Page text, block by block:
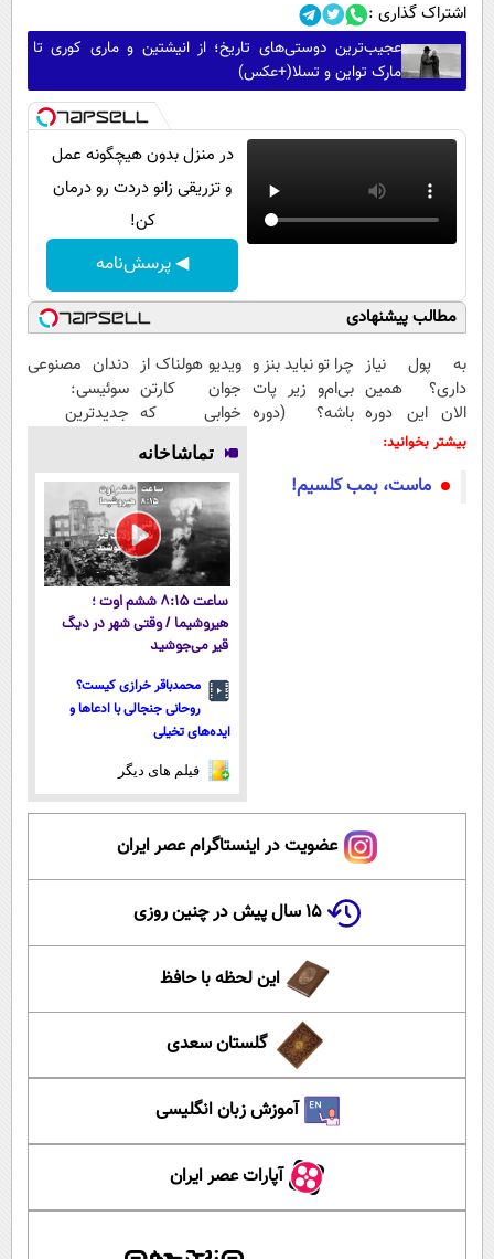
اشتراک گذاری :
عجیب‌ترین دوستی‌های تاریخ؛ از انیشتین و ماری کوری تا
مارک تواین و تسلا(+عکس)
در منزل بدون هیچگونه عمل
و تزریقی زانو دردت رو درمان
کن!
◀ پرسش‌نامه
مطالب پیشنهادی
به پول نیاز
داری؟ همین
الان این دوره
رایگان رو شرکت
نشده!
چرا تو نباید بنز و
بی‌ام‌و زیر پات
باشه؟ (دوره
ویدیو هولناک از
جوان کارتن
خوابی که
میلیاردر شد.
آموزش رایگان
دندان مصنوعی
سوئیسی:
جدیدترین
پرداخت قسطی
بیشتر بخوانید:
ماست، بمب کلسیم!
تماشاخانه
ساعت ۸:۱۵ ششم اوت ؛
هیروشیما / وقتی شهر در دیگ
قیر می‌جوشید
محمدباقر خرازی کیست؟
روحانی جنجالی با ادعاها و
ایده‌های تخیلی
فیلم های دیگر
عضویت در اینستاگرام عصر ایران
۱۵ سال پیش در چنین روزی
این لحظه با حافظ
گلستان سعدی
آموزش زبان انگلیسی
آپارات عصر ایران